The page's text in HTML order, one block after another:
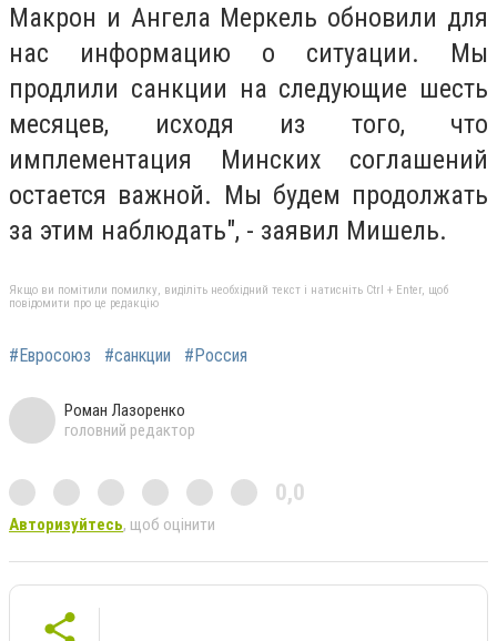
Макрон и Ангела Меркель обновили для
нас информацию о ситуации. Мы
продлили санкции на следующие шесть
месяцев, исходя из того, что
имплементация Минских соглашений
остается важной. Мы будем продолжать
за этим наблюдать", - заявил Мишель.
Якщо ви помітили помилку, виділіть необхідний текст і натисніть Ctrl + Enter, щоб
повідомити про це редакцію
#Евросоюз #санкции #Россия
Роман Лазоренко
головний редактор
0,0
Авторизуйтесь, щоб оцінити